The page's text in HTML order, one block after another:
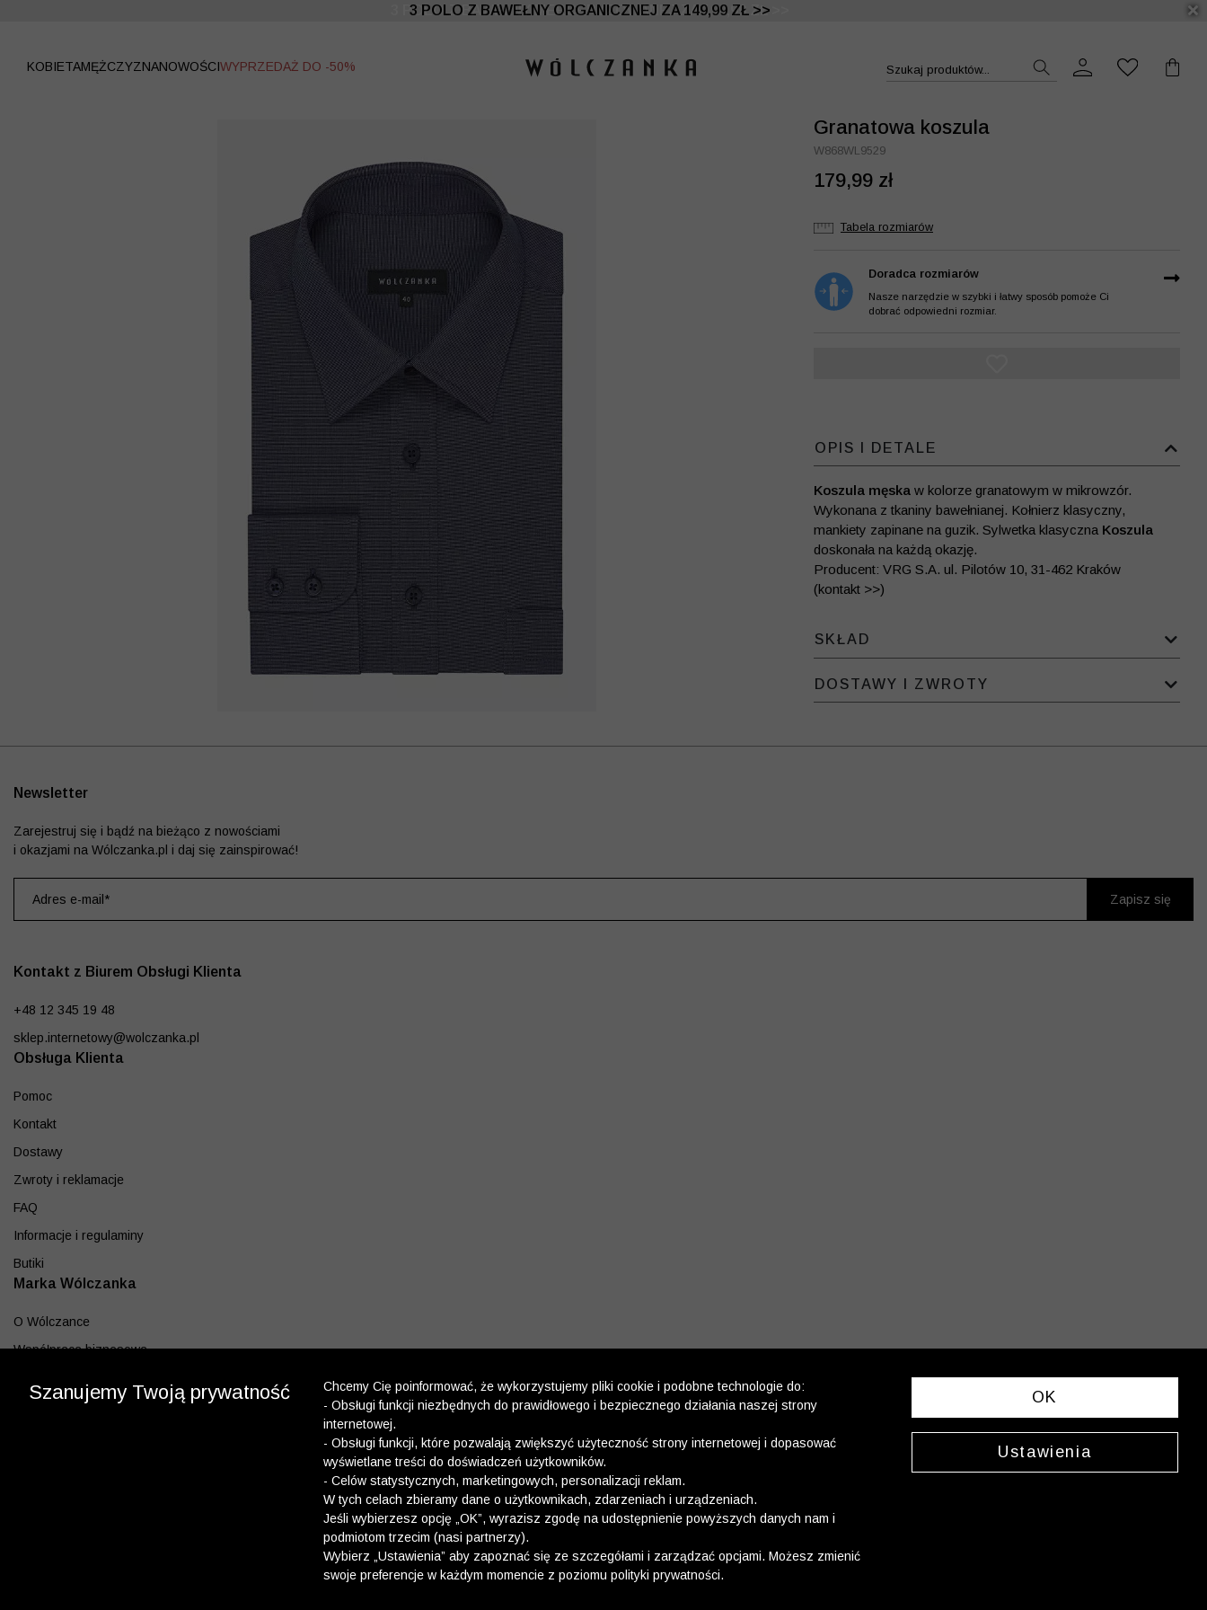
3 POLO Z BAWEŁNY ORGANICZNEJ ZA 149,99 ZŁ >>
WYPRZEDAŻ DO -50% | DODATKOWE -30% NA DRUGI I TRZECI PRODUKT >>
KOBIETAMĘŻCZYZNANOWOŚCIWYPRZEDAŻ DO -50% Szukaj produktów...
Granatowa koszula
W868WL9529
179,99 zł
Tabela rozmiarów
Doradca rozmiarów
Nasze narzędzie w szybki i łatwy sposób pomoże Ci
dobrać odpowiedni rozmiar.
OPIS I DETALE
Koszula męska w kolorze granatowym w mikrowzór.
Wykonana z tkaniny bawełnianej. Kołnierz klasyczny,
mankiety zapinane na guzik. Sylwetka klasyczna Koszula
doskonała na każdą okazję.
Producent: VRG S.A. ul. Pilotów 10, 31-462 Kraków
(kontakt >>)
SKŁAD
DOSTAWY I ZWROTY
Kontakt z Biurem Obsługi Klienta
+48 12 345 19 48
sklep.internetowy@wolczanka.pl
Obsługa Klienta
Pomoc
Kontakt
Dostawy
Zwroty i reklamacje
FAQ
Informacje i regulaminy
Butiki
Marka Wólczanka
O Wólczance
Współpraca biznesowa
Program lojalnościowy
Newsletter
Zarejestruj się i bądź na bieżąco z nowościami
i okazjami na Wólczanka.pl i daj się zainspirować!
Szanujemy Twoją prywatność
Chcemy Cię poinformować, że wykorzystujemy pliki cookie i podobne technologie do:
- Obsługi funkcji niezbędnych do prawidłowego i bezpiecznego działania naszej strony
internetowej.
- Obsługi funkcji, które pozwalają zwiększyć użyteczność strony internetowej i dopasować
wyświetlane treści do doświadczeń użytkowników.
- Celów statystycznych, marketingowych, personalizacji reklam.
W tych celach zbieramy dane o użytkownikach, zdarzeniach i urządzeniach.
Jeśli wybierzesz opcję „OK”, wyrazisz zgodę na udostępnienie powyższych danych nam i
podmiotom trzecim (nasi partnerzy).
Wybierz „Ustawienia” aby zapoznać się ze szczegółami i zarządzać opcjami. Możesz zmienić
swoje preferencje w każdym momencie z poziomu polityki prywatności.
OK
Ustawienia